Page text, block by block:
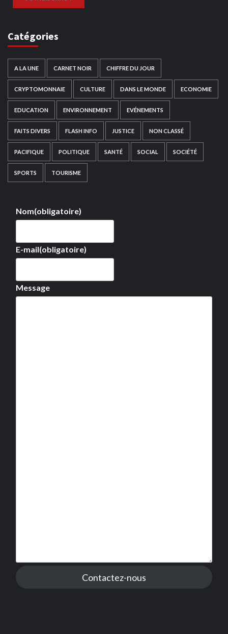
Catégories
A LA UNE CARNET NOIR CHIFFRE DU JOUR
CRYPTOMONNAIE CULTURE DANS LE MONDE ECONOMIE
EDUCATION ENVIRONNEMENT EVÉNEMENTS
FAITS DIVERS FLASH INFO JUSTICE NON CLASSÉ
PACIFIQUE POLITIQUE SANTÉ SOCIAL SOCIÉTÉ
SPORTS TOURISME
Nom(obligatoire)
E-mail(obligatoire)
Message
Contactez-nous